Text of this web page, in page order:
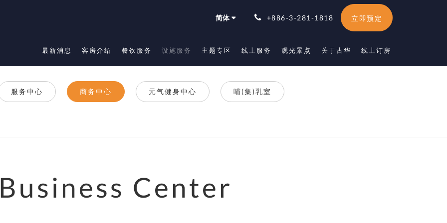
简体 +886-3-281-1818 立即预定
最新消息 客房介绍 餐饮服务 设施服务 主题专区 线上服务 观光景点 关于古华 线上订房
服务中心 商务中心 元气健身中心 哺(集)乳室
Center